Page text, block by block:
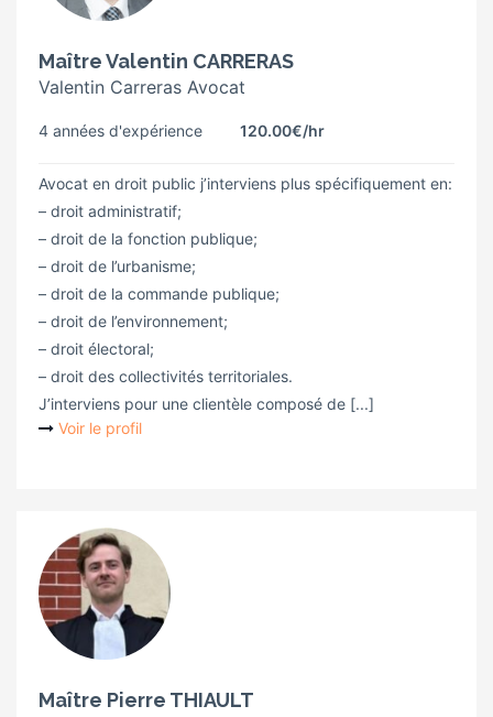
Maître Valentin CARRERAS
Valentin Carreras Avocat
4 années d'expérience 120.00€/hr
Avocat en droit public j’interviens plus spécifiquement en:
– droit administratif;
– droit de la fonction publique;
– droit de l’urbanisme;
– droit de la commande publique;
– droit de l’environnement;
– droit électoral;
– droit des collectivités territoriales.
J’interviens pour une clientèle composé de [...]
Voir le profil
Maître Pierre THIAULT